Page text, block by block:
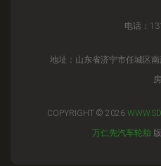
电话：
地址：山东省济宁市任城区
房
COPYRIGHT © 2026
万仁先汽车轮胎